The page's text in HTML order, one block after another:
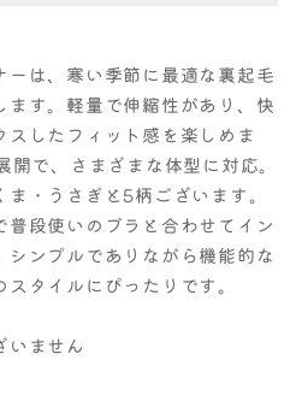
ーは、寒い季節に最適な裏起毛
ます。軽量で伸縮性があり、快
したフィット感を楽しめま
で、さまざまな体型に対応。
・うさぎと5柄ございます。
普段使いのブラと合わせてイン
シンプルでありながら機能的な
タイルにぴったりです。
いません